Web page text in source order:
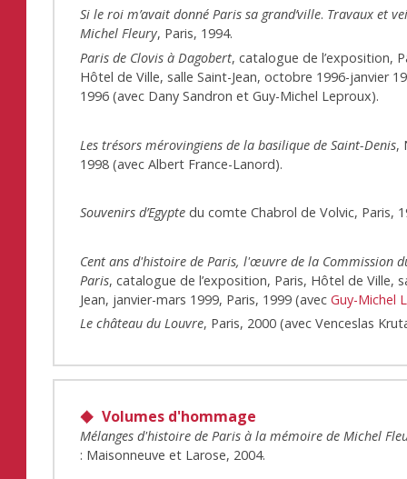
Si le roi m’avait donné Paris sa grand’ville. Travaux et
Michel Fleury, Paris, 1994.
Paris de Clovis à Dagobert, catalogue de l’exposition,
Hôtel de Ville, salle Saint-Jean, octobre 1996-janvier
1996 (avec Dany Sandron et Guy-Michel Leproux).
Les trésors mérovingiens de la basilique de Saint-Denis,
1998 (avec Albert France-Lanord).
Souvenirs d’Egypte du comte Chabrol de Volvic, Paris,
Cent ans d'histoire de Paris, l'œuvre de la Commission
Paris, catalogue de l’exposition, Paris, Hôtel de Ville,
Jean, janvier-mars 1999, Paris, 1999 (avecGuy-Michel
Le château du Louvre, Paris, 2000 (avec Venceslas
Volumes d'hommage
Mélanges d'histoire de Paris à la mémoire de Michel
: Maisonneuve et Larose, 2004.